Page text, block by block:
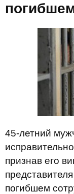
45-летний
признав его
погибшем